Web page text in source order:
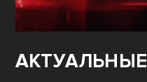
АКТУАЛЬНЫЕ